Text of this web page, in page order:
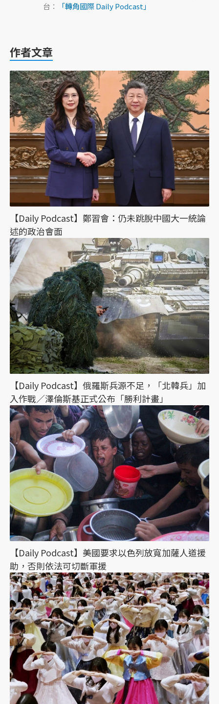
台：
「轉角國際 Daily Podcast」
作者文章
【Daily Podcast】鄭習會：仍未跳脫中國大一統論
述的政治會面
【Daily Podcast】俄羅斯兵源不足，「北韓兵」加
入作戰／澤倫斯基正式公布「勝利計畫」
【Daily Podcast】美國要求以色列放寬加薩人道援
助，否則依法可切斷軍援